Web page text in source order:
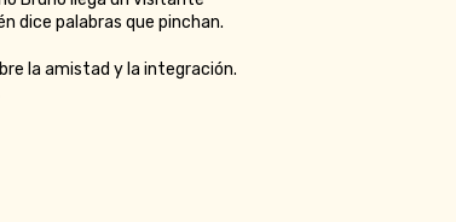
dice palabras que pinchan.
la amistad y la integración.